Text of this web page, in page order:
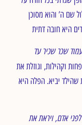
שם ה’ והוא מסוכן
שכר שכיר עד
וקהילות, וגוזלת את
יביא. הפלה היא
אדם, ויראת את